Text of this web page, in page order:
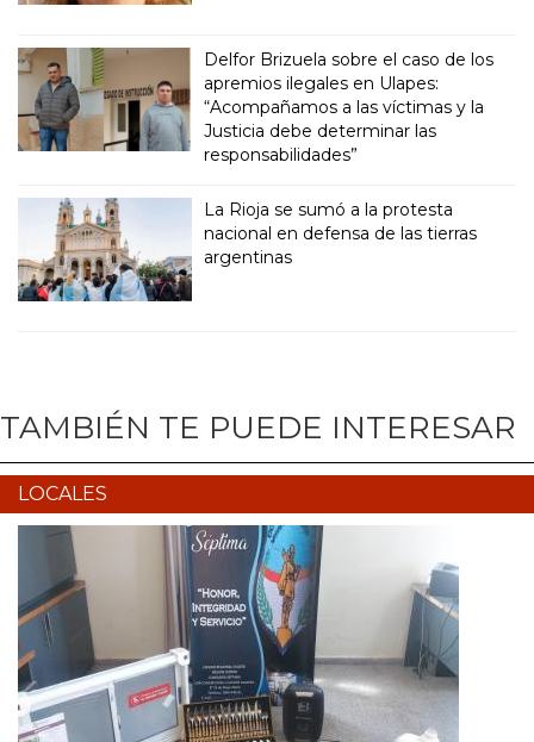
Delfor Brizuela sobre el caso de los
apremios ilegales en Ulapes:
“Acompañamos a las víctimas y la
Justicia debe determinar las
responsabilidades”
La Rioja se sumó a la protesta
nacional en defensa de las tierras
argentinas
TAMBIÉN TE PUEDE INTERESAR
LOCALES